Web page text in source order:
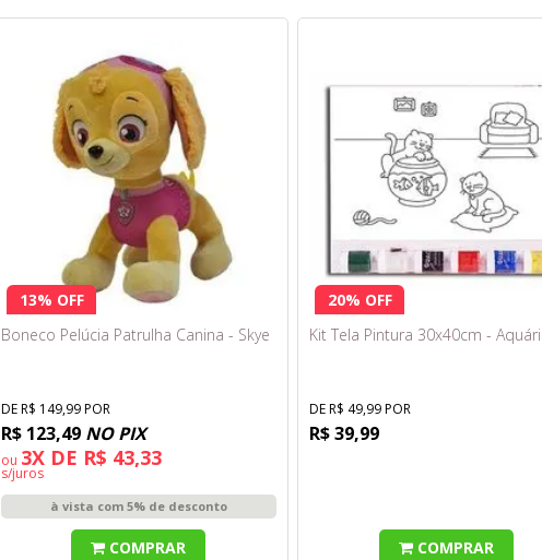
13% OFF
Boneco Pelúcia Patrulha Canina - Skye
DE R$ 149,99 POR
R$ 123,49 NO PIX
ou 3X DE R$ 43,33
s/juros
à vista com 5% de desconto
COMPRAR
20% OFF
Kit Tela Pintura 30x40cm -
DE R$ 49,99 POR
R$ 39,99
COMPRAR